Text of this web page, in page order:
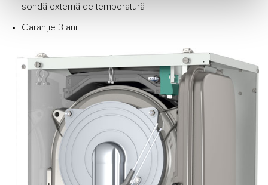
sondă externă de temperatură
Garanție 3 ani